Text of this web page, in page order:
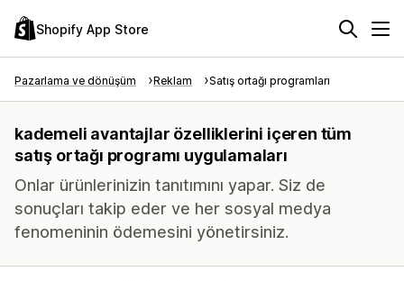
Shopify App Store
Pazarlama ve dönüşüm Reklam Satış ortağı programları
kademeli avantajlar özelliklerini içeren tüm
satış ortağı programı uygulamaları
Onlar ürünlerinizin tanıtımını yapar. Siz de
sonuçları takip eder ve her sosyal medya
fenomeninin ödemesini yönetirsiniz.